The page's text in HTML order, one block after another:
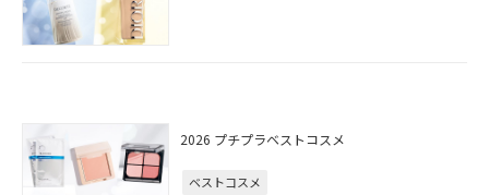
2026 プチプラベストコスメ
ベストコスメ